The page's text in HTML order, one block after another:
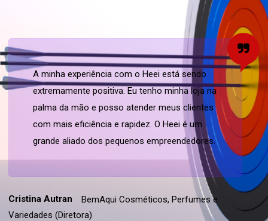
A minha experiência com o Heei está sendo
extremamente positiva. Eu tenho minha loja na
palma da mão e posso atender meus clientes
com mais eficiência e rapidez. O Heei é um
grande aliado dos pequenos empreendedores.
Cristina Autran
BemAqui Cosméticos, Perfumes e
Variedades (Diretora)